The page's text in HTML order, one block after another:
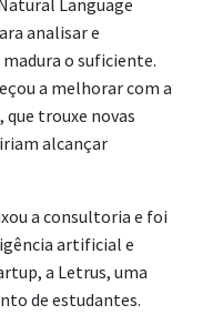
Language
analisar e
o suficiente.
a melhorar com a
que trouxe novas
alcançar
a consultoria e foi
artificial e
a Letrus, uma
de estudantes.